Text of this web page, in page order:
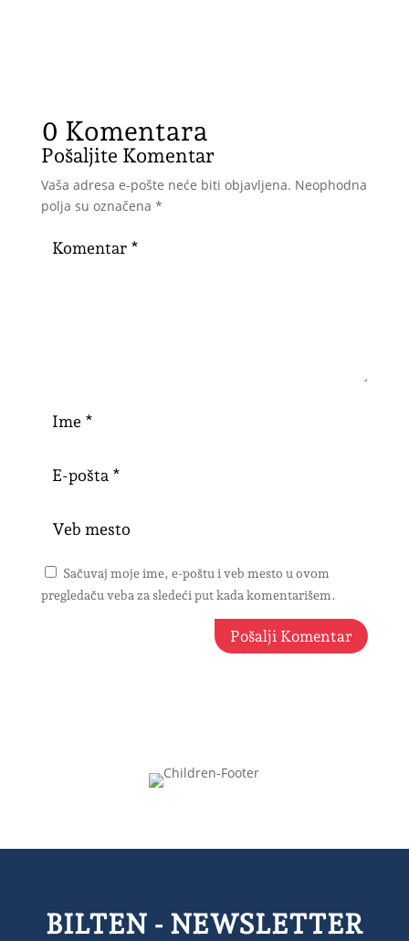
0 Komentara
Pošaljite Komentar
Vaša adresa e-pošte neće biti objavljena. Neophodna
polja su označena *
Sačuvaj moje ime, e-poštu i veb mesto u ovom
pregledaču veba za sledeći put kada komentarišem.
Pošalji Komentar
BILTEN - NEWSLETTER